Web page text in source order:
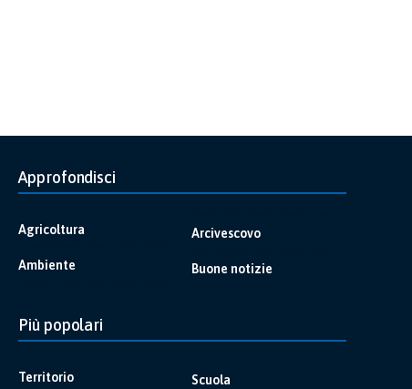
Approfondisci
Agricoltura
Ambiente
Arcivescovo
Buone notizie
Più popolari
Territorio Scuola